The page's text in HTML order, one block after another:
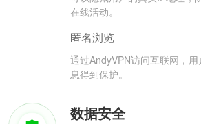
在线活动。
匿名浏览
通过AndyVPN访问互联网，
息得到保护。
数据安全